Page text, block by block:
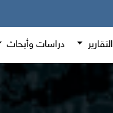
التقارير دراسات وأبحاث